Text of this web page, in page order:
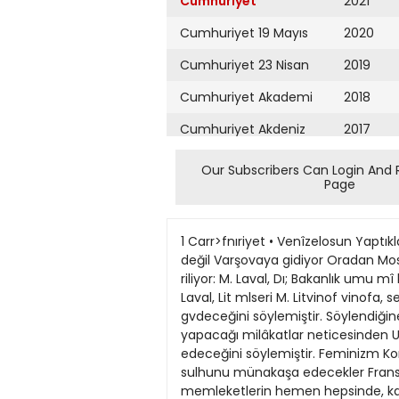
Cumhuriyet 19 Mayıs
Cumhuriyet 23 Nisan
Cumhuriyet Akademi
Cumhuriyet Akdeniz
Cumhuriyet Alışveriş
Cumhuriyet Ankara
Cumhuriyet Büyük
Taaruz
Cumhuriyet
Cumartesi
Cumhuriyet Çevre
2020
2019
2018
2017
2016
2015
2013
2012
2011
2010
2009
Our Subscribers Can Login And
Page
1 Carr>fnıriyet • Venîzelosun Yaptıkları Yazan: Sablk tntellicea Servis Şefi Sir Bazil Tomson M. Laval evvelâ Ankara kahvecileri memnun değil Varşovaya gidiyor Oradan Moskovaya hareket edecek Moskova 17 (A.A.) Sov yet hükumeti telgraf ajansına Cenevreden bildi • riliyor: M. Laval, Dı; Bakanlık umu mî kâtibi M. Leje ile M. Litvmof arasında dün yeni bir müzakere ce reyan etmiştir. Sovyet Hariciye Ko. M. Laval, Lit mlseri M. Litvinof vinofa, seyahat plânını değiştirdiğini, ş?rk misakı hakkında Leh erkânile görüşmek için evvelâ Varşovaya gvdeceğini söylemiştir. Söylendiğine göre, Litvinof, ba çekli, Lavalin Varsovadan sonra derhal Moskovaya gitmesi, ve Leh erkânile yapacağı milâkatlar neticesinden Umamile müstakü olarak, Rus Fran • s« mütekabil yardım muahedesinin imzalanması sartile kabul edeceğini söylemiştir. Feminizm Kongresi 200 milyon kadının mümessilleri Istanbulda toplanıyorlar Onlar da Stresadaki gibi dünya sulhunu münakaşa edecekler Fransada, kadınlara aid en ta • biî ve en kanunî bir hakkın iade sinden içtinab edile ducsun, yabancı memleketlerin hemen hepsinde, kadınla erkeğin hukuk müsavatı tanmmış, ve bugiinlerde, dünyanın her tarafınd'an gelen murahhasların iştirakile, Arsıulusal Kadmlar Bir liğinin kongresi toplanmak üzere bulunmujtur. Çok eski zamanlarda, feminizm davasım güden Fransız kadınları, haklarım inkâca kalkışan parla * mento azasına, istihza maksadile: «Göreceksiniz! derlerdi.. Bir gün gelecek ki, Türk kadınları bizden önce rey sahibi olacaklar!» Keyfiyet bugün hakikat olmuş • tur. Türkiye Kamutayındaki kadın •aylavların adedi an yediden eksik değildir ve Avrupadan, Asyadan, An>erikadan, Avustralyadan ve Afrikadan bu kongrede, kadınların çaIışma şartlarile dünyanın sulh ve müsalemeti gibî, iki ıztırab verici meseleyi müzakere etmek üzere, koşup gelen bütün memleketler murahhaslarmı, bu Türk kadınları haklı bir gururla • kabul edecek' ler dir. Hakikati halde, Türkiye Cumhuriyeti hükumeti, bu tezahüre mümkün olduğu kadar parlak bir mahiyet vermek için, Türk kadınların • dan daha az tehalük göstermiyor. Kadın dehasmı temsîl eden meşhur bayanların resimlerini havi posta pulları bastırdıktan başka, hüku • met, koogre azasuun emrine, enfes bir parkm ortasındaki muhteşem Yıldız sarayını tahsis eylemiftir. Murahhaslar, burada her türlü kolaylığı ve en mükemmel bir kon forla müteaddid salonlar, hususî ve umumî içtima yerleri, posta şubesi, lokanta ve saire bulacaklardır. Şereflerine, mükellef resmi ka • buller, güzel gezintiler tertib olun • maktadır. Demokrasimizin geri kalmıs